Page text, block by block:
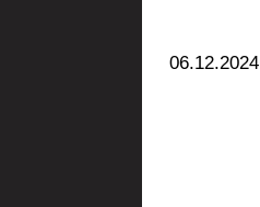
06.12.2024